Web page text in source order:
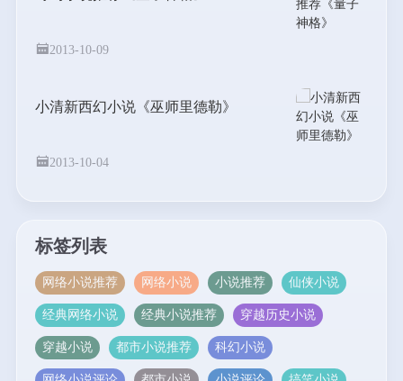
2013-10-09
小清新西幻小说《巫师里德勒》
2013-10-04
标签列表
网络小说推荐 网络小说 小说推荐 仙侠小说
经典网络小说 经典小说推荐 穿越历史小说
穿越小说 都市小说推荐 科幻小说